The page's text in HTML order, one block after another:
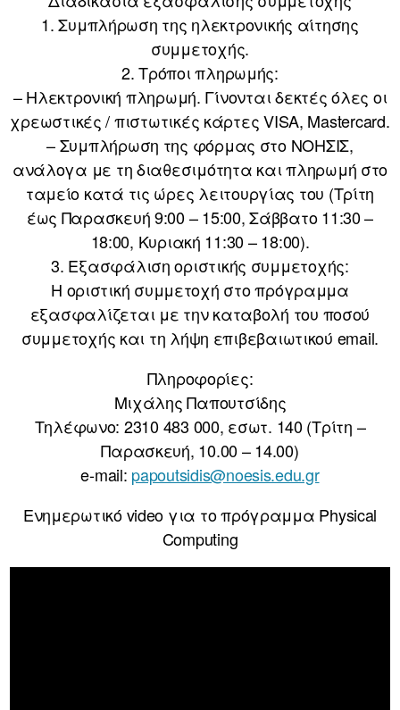
1. Συμπλήρωση της ηλεκτρονικής αίτησης
συμμετοχής.
2. Τρόποι πληρωμής:
– Ηλεκτρονική πληρωμή. Γίνονται δεκτές όλες οι
χρεωστικές / πιστωτικές κάρτες VISA, Mastercard.
– Συμπλήρωση της φόρμας στο ΝΟΗΣΙΣ,
ανάλογα με τη διαθεσιμότητα και πληρωμή στο
ταμείο κατά τις ώρες λειτουργίας του (Τρίτη
έως Παρασκευή 9:00 – 15:00, Σάββατο 11:30 –
18:00, Κυριακή 11:30 – 18:00).
3. Εξασφάλιση οριστικής συμμετοχής:
Η οριστική συμμετοχή στο πρόγραμμα
εξασφαλίζεται με την καταβολή του ποσού
συμμετοχής και τη λήψη επιβεβαιωτικού email.
Πληροφορίες:
Μιχάλης Παπουτσίδης
Τηλέφωνο: 2310 483 000, εσωτ. 140 (Τρίτη –
Παρασκευή, 10.00 – 14.00)
e-mail: papoutsidis@noesis.edu.gr
Ενημερωτικό video για το πρόγραμμα Physical
Computing